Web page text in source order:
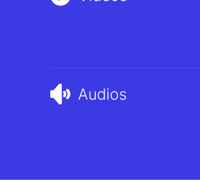
Audios